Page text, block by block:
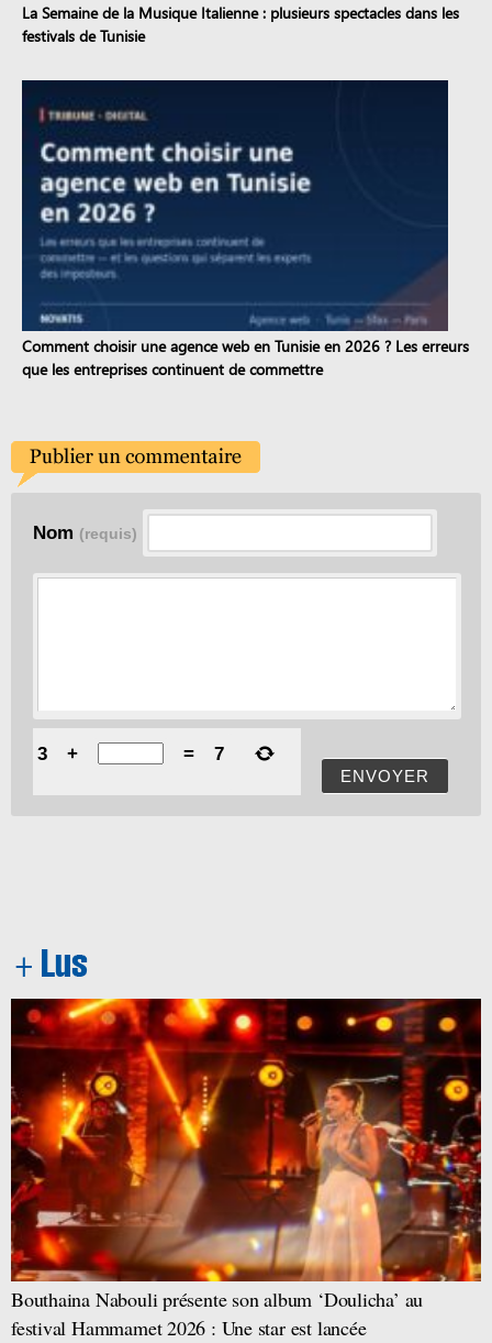
La Semaine de la Musique Italienne : plusieurs spectacles dans les
festivals de Tunisie
Comment choisir une agence web en Tunisie en 2026 ? Les erreurs
que les entreprises continuent de commettre
Nom (requis)
ENVOYER
3 + = 7
Bouthaina Nabouli présente son album ‘Doulicha’ au
festival Hammamet 2026 : Une star est lancée